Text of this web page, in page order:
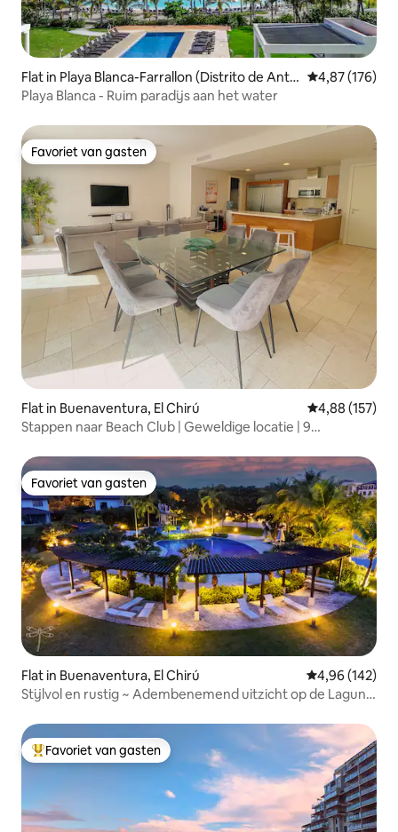
Flat in Playa Blanca-Farrallon (Distrito de Antó
n)
Gemiddelde
4,87 (176)
Playa Blanca - Ruim paradijs aan het water
Favoriet van gasten
Favoriet van gasten
Flat in Buenaventura, El Chirú Gemiddelde
4,88 (157)
Stappen naar Beach Club | Geweldige locatie | 9
Favoriet van gasten
Favoriet van gasten
Flat in Buenaventura, El Chirú Gemiddelde
4,96 (142)
Stijlvol en rustig ~ Adembenemend uitzicht op de Laguna
Topfavoriet van gasten
Favoriet van gasten